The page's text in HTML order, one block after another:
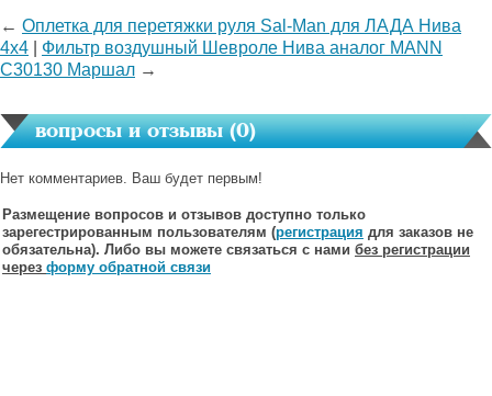
← Оплетка для перетяжки руля Sal-Man для ЛАДА Нива
4х4
Фильтр воздушный Шевроле Нива аналог MANN
C30130 Маршал →
вопросы и отзывы (0)
Нет комментариев. Ваш будет первым!
Размещение вопросов и отзывов доступно только
зарегестрированным пользователям (регистрация для заказов не
обязательна). Либо вы можете связаться с нами без регистрации
через форму обратной связи